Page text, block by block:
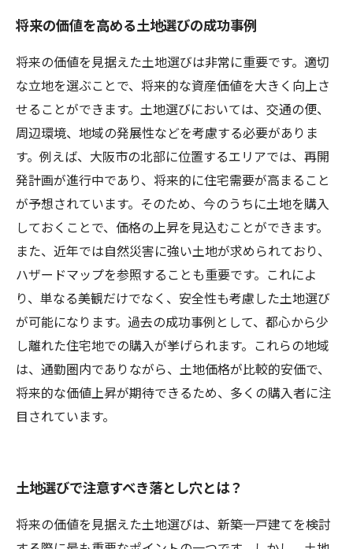
将来の価値を高める土地選びの成功事例
将来の価値を見据えた土地選びは非常に重要です。適切
な立地を選ぶことで、将来的な資産価値を大きく向上さ
せることができます。土地選びにおいては、交通の便、
周辺環境、地域の発展性などを考慮する必要がありま
す。例えば、大阪市の北部に位置するエリアでは、再開
発計画が進行中であり、将来的に住宅需要が高まること
が予想されています。そのため、今のうちに土地を購入
しておくことで、価格の上昇を見込むことができます。
また、近年では自然災害に強い土地が求められており、
ハザードマップを参照することも重要です。これによ
り、単なる美観だけでなく、安全性も考慮した土地選び
が可能になります。過去の成功事例として、都心から少
し離れた住宅地での購入が挙げられます。これらの地域
は、通勤圏内でありながら、土地価格が比較的安価で、
将来的な価値上昇が期待できるため、多くの購入者に注
目されています。
土地選びで注意すべき落とし穴とは？
将来の価値を見据えた土地選びは、新築一戸建てを検討